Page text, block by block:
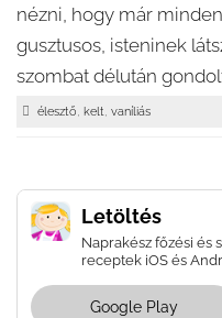
nézni, hogy már
gusztusos, isteninek
szombat délután
élesztő, kelt, vaníliás
Letöltés
Naprakész főzési és
receptek iOS és
Google Play